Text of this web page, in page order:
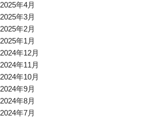
2025年4月
2025年3月
2025年2月
2025年1月
2024年12月
2024年11月
2024年10月
2024年9月
2024年8月
2024年7月